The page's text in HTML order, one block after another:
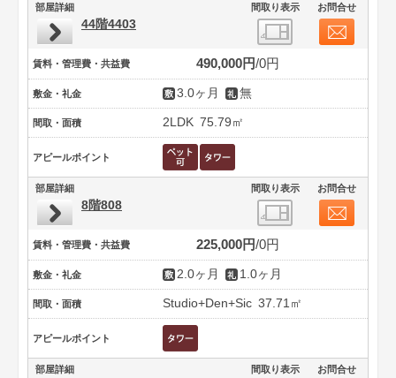
部屋詳細 間取り表示 お問合せ
44階4403
賃料・管理費・共益費 490,000円 0円
敷金・礼金 3.0ヶ月 無
間取・面積 2LDK 75.79㎡
アピールポイント
部屋詳細 間取り表示 お問合せ
8階808
賃料・管理費・共益費 225,000円 0円
敷金・礼金 2.0ヶ月 1.0ヶ月
間取・面積 Studio+Den+Sic 37.71㎡
アピールポイント
部屋詳細 間取り表示 お問合せ